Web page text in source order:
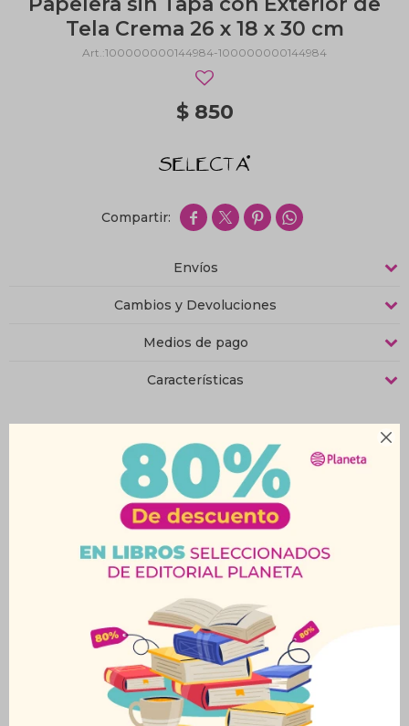

Tela Crema 26 x 18 x 30 cm
100000000144984-100000000144984
$ 850
   
Envíos
Cambios y Devoluciones
Medios de pago
Características
Productos que te pueden interesar